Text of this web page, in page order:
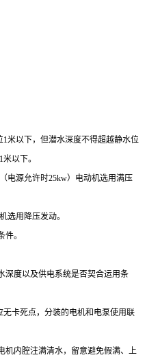
1米以下，但潜水深度不得超越静水位
以下。
电源允许时25kw）电动机选用满压
选用降压发动。
件。
深度以及供电系统是否契合运用条
无卡死点，分装的电机和电泵使用联
机内腔注满清水，留意避免假满、上